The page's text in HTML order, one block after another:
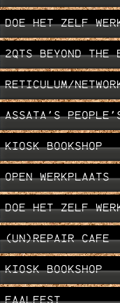
DOE HET ZELF
2QTS BEYOND THE
RETICULUM/
ASSATA'S PEOPLE'S
KIOSK BOOKSHOP
OPEN WERKPLAATS
DOE HET ZELF
(UN)REPAIR CAFE
KIOSK BOOKSHOP